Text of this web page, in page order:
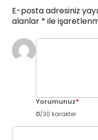
E-posta adresiniz
alanlar * ile
Yorumunuz*
0/30 karakter